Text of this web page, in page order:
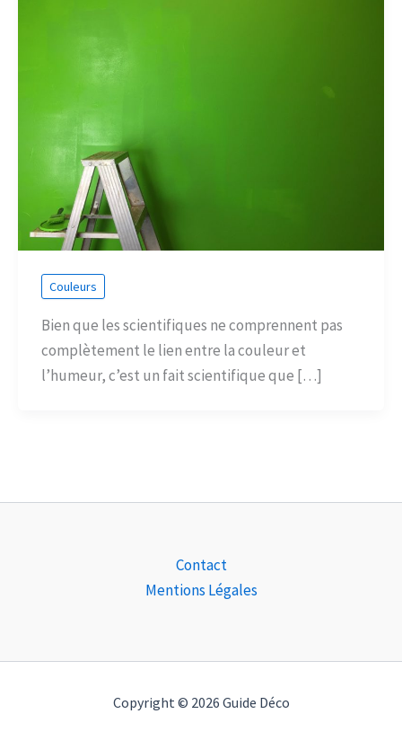
Couleurs
Bien que les scientifiques ne comprennent pas
complètement le lien entre la couleur et
l’humeur, c’est un fait scientifique que […]
Contact
Mentions Légales
Copyright © 2026 Guide Déco